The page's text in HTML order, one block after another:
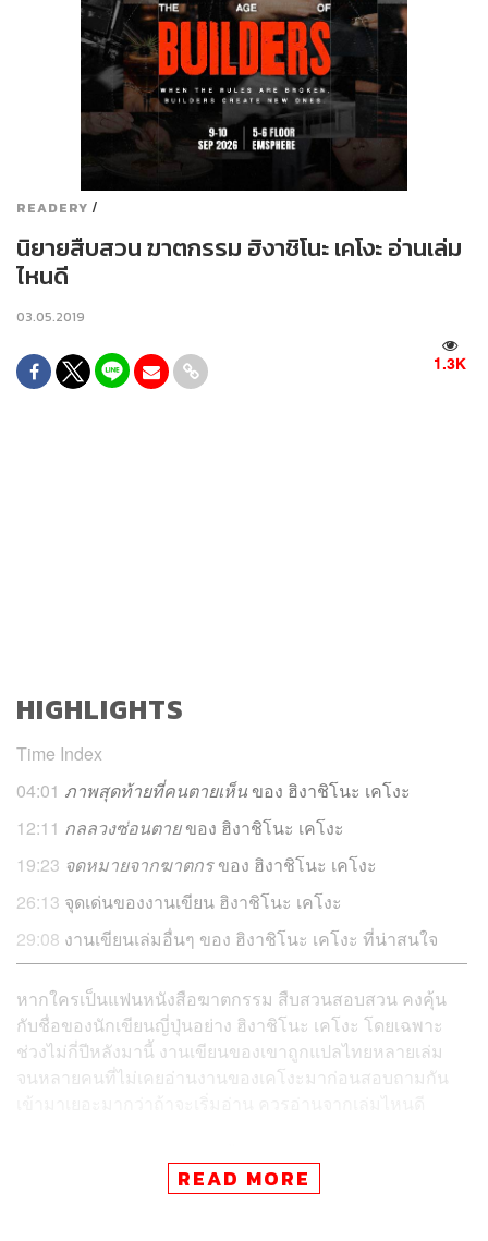
READERY /
นิยายสืบสวน ฆาตกรรม ฮิงาชิโนะ เคโงะ อ่านเล่ม
ไหนดี
03.05.2019
1.3K
HIGHLIGHTS
Time Index
04:01 ภาพสุดท้ายที่คนตายเห็น ของ ฮิงาชิโนะ เคโงะ
12:11 กลลวงซ่อนตายของ ฮิงาชิโนะ เคโงะ
19:23 จดหมายจากฆาตกรของ ฮิงาชิโนะ เคโงะ
26:13 จุดเด่นของงานเขียน ฮิงาชิโนะ เคโงะ
29:08 งานเขียนเล่มอื่นๆ ของ ฮิงาชิโนะ เคโงะ ที่น่าสนใจ
หากใครเป็นแฟนหนังสือฆาตกรรม สืบสวนสอบสวน คงคุ้น
กับชื่อของนักเขียนญี่ปุ่นอย่าง ฮิงาชิโนะ เคโงะ โดยเฉพาะ
ช่วงไม่กี่ปีหลังมานี้ งานเขียนของเขาถูกแปลไทยหลายเล่ม
จนหลายคนที่ไม่เคยอ่านงานของเคโงะมาก่อนสอบถามกัน
ฮิงาชิโนะ เคโงะ ที่ทั้งเพิ่งพิมพ์ครั้งแรก เล่มดังที่เพิ่งพิมพ์ซ้ำ
READ MORE